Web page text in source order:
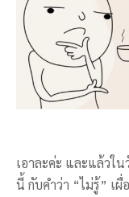
เอาละค่ะ และแล้วใ
นี้ กับคำว่า “ไม่รู้” เ